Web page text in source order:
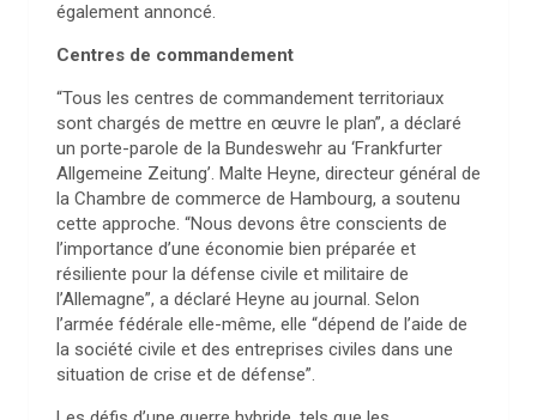
également annoncé.
Centres de commandement
“Tous les centres de commandement territoriaux
sont chargés de mettre en œuvre le plan”, a déclaré
un porte-parole de la Bundeswehr au ‘Frankfurter
Allgemeine Zeitung’. Malte Heyne, directeur général de
la Chambre de commerce de Hambourg, a soutenu
cette approche. “Nous devons être conscients de
l’importance d’une économie bien préparée et
résiliente pour la défense civile et militaire de
l’Allemagne”, a déclaré Heyne au journal. Selon
l’armée fédérale elle-même, elle “dépend de l’aide de
la société civile et des entreprises civiles dans une
situation de crise et de défense”.